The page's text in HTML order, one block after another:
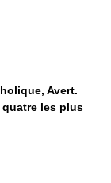
Avert.
les plus